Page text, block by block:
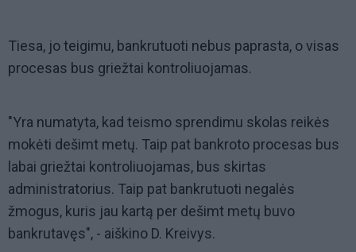
Tiesa, jo teigimu, bankrutuoti nebus paprasta, o visas
procesas bus griežtai kontroliuojamas.
"Yra numatyta, kad teismo sprendimu skolas reikės
mokėti dešimt metų. Taip pat bankroto procesas bus
labai griežtai kontroliuojamas, bus skirtas
administratorius. Taip pat bankrutuoti negalės
žmogus, kuris jau kartą per dešimt metų buvo
bankrutavęs", - aiškino D. Kreivys.